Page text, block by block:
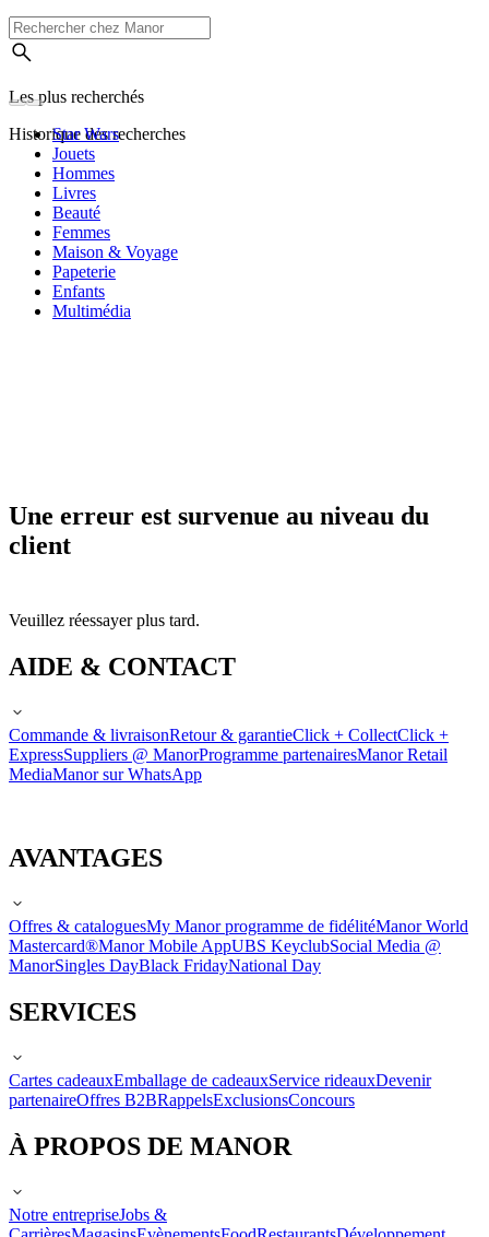
Les plus recherchés
Historique des recherches
Star Wars
Jouets
Hommes
Livres
Beauté
Femmes
Maison & Voyage
Papeterie
Enfants
Multimédia
Une erreur est survenue au niveau du
client
Veuillez réessayer plus tard.
AIDE & CONTACT
Commande & livraisonRetour & garantieClick + CollectClick +
ExpressSuppliers @ ManorProgramme partenairesManor Retail
MediaManor sur WhatsApp
AVANTAGES
Offres & cataloguesMy Manor programme de fidélitéManor World
Mastercard®Manor Mobile AppUBS KeyclubSocial Media @
ManorSingles DayBlack FridayNational Day
SERVICES
Cartes cadeauxEmballage de cadeauxService rideauxDevenir
partenaireOffres B2BRappelsExclusionsConcours
À PROPOS DE MANOR
Notre entrepriseJobs &